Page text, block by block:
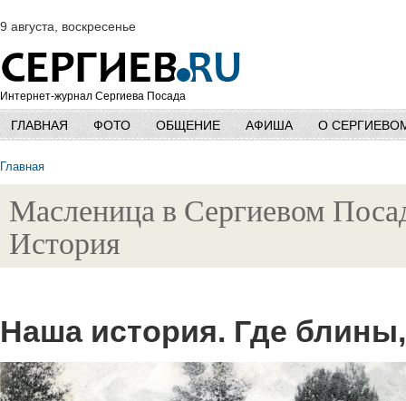
9 августа, воскресенье
Интернет-журнал Сергиева Посада
ГЛАВНАЯ ФОТО ОБЩЕНИЕ АФИША О
Главная
Масленица в Сергиевом
История
Наша история. Где